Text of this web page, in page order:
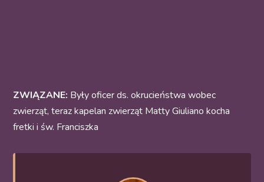
ZWIĄZANE: Były oficer ds. okrucieństwa wobec
zwierząt, teraz kapelan zwierząt Matty Giuliano kocha
fretki i św. Franciszka